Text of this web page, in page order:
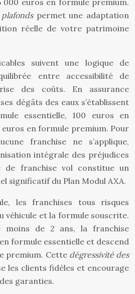
euros en formule premium.
permet une adaptation
réelle de votre patrimoine
suivent une logique de
entre accessibilité de
des coûts. En assurance
dégâts des eaux s’établissent
essentielle, 100 euros en
en formule premium. Pour
franchise ne s’applique,
intégrale des préjudices
de franchise vol constitue un
significatif du Plan Modul AXA.
les franchises tous risques
véhicule et la formule souscrite.
moins de 2 ans, la franchise
formule essentielle et descend
premium. Cette dégressivité des
les clients fidèles et encourage
garanties.